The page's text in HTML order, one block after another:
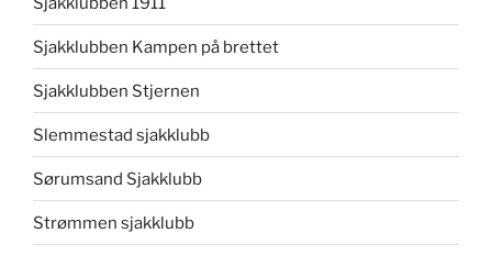
Sjakklubben Kampen på brettet
Sjakklubben Stjernen
Slemmestad sjakklubb
Sørumsand Sjakklubb
Strømmen sjakklubb